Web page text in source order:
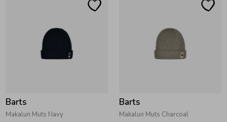
Zomeraccessoires
Kledingaccessoires
Boxpakjes
Barts
Makalun Muts Navy
Barts
Makalun Muts Charcoal